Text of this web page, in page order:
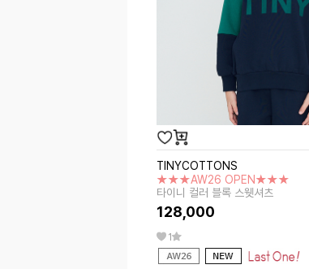
TINYCOTTONS
★★★AW26 OPEN★★★
타이니 컬러 블록 스웻셔츠
128,000
1